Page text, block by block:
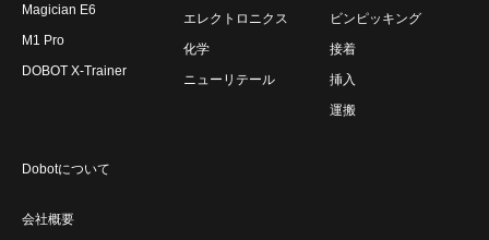
Magician E6
M1 Pro
DOBOT X-Trainer
エレクトロニクス
化学
ニューリテール
ビンピッキング
接着
挿入
運搬
Dobotについて
会社概要